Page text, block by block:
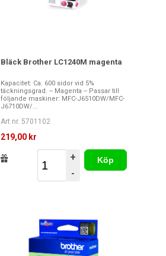
Bläck Brother LC1240M magenta
Kapacitet: Ca. 600 sidor vid 5%
täckningsgrad. -- Magenta -- Passar till
följande maskiner: MFC-J6510DW/MFC-
J6710DW/...
Art nr. 5701102
219,00 kr
+
-
Köp